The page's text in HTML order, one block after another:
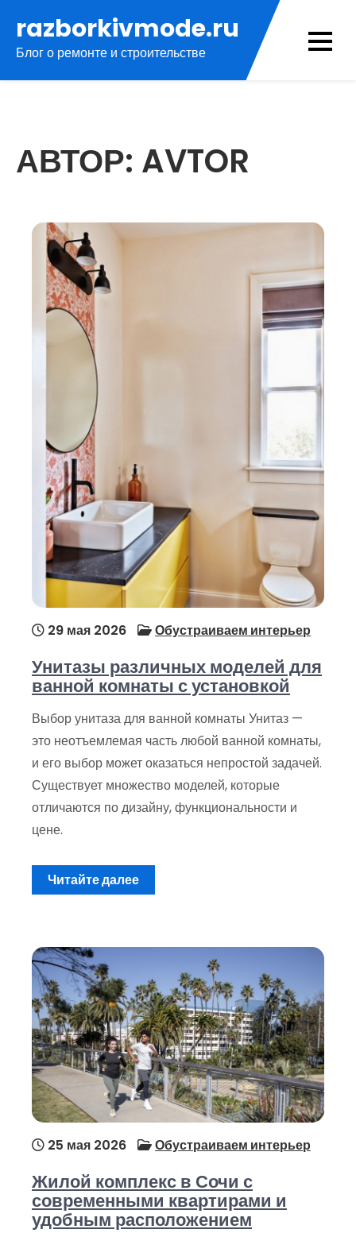
содержимому
razborkivmode.ru
Блог о ремонте и строительстве
АВТОР: AVTOR
29 мая 2026 Обустраиваем интерьер
Унитазы различных моделей для
ванной комнаты с установкой
Выбор унитаза для ванной комнаты Унитаз —
это неотъемлемая часть любой ванной комнаты,
и его выбор может оказаться непростой задачей.
Существует множество моделей, которые
отличаются по дизайну, функциональности и
цене.
Читайте далее
25 мая 2026 Обустраиваем интерьер
Жилой комплекс в Сочи с
современными квартирами и
удобным расположением